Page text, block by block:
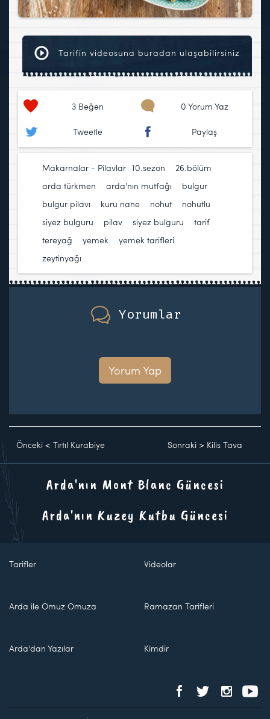
Tarifin videosuna buradan ulaşabilirsiniz
3 Beğen 0 Yorum Yaz
Tweetle Paylaş
Makarnalar - Pilavlar 10.sezon 26.bölüm
arda türkmen
arda'nın mutfağı bulgur
bulgur pilavı
kuru nane nohut
nohutlu
siyez bulguru
pilav siyez bulguru tarif
tereyağ
yemek yemek tarifleri
zeytinyağı
Yorumlar
Yorum Yap
Önceki < Tırtıl Kurabiye Sonraki > Kilis Tava
Arda'nın Mont Blanc Güncesi
Arda'nın Kuzey Kutbu Güncesi
Tarifler Videolar
Arda ile Omuz Omuza Ramazan Tarifleri
Arda'dan Yazılar Kimdir